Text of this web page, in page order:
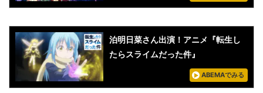
泊明日菜さん出演！アニメ『転生し
たらスライムだった件』
ABEMAでみる